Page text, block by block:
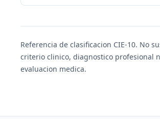
Referencia de clasificacion CIE-10. No
criterio clinico, diagnostico profesional
evaluacion medica.